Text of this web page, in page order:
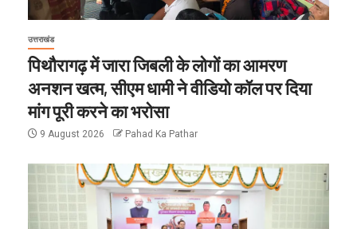
उत्तराखंड
पिथौरागढ़ में जारा जिबली के लोगों का आमरण
अनशन खत्म, सीएम धामी ने वीडियो कॉल पर दिया
मांग पूरी करने का भरोसा
9 August 2026 Pahad Ka Pathar